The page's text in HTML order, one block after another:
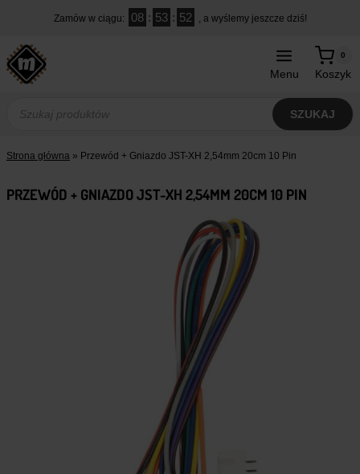
treści
Zamów w ciągu: 08 : 53 : 51 , a wyślemy jeszcze dziś!
Menu Koszyk
0
produktów
SZUKAJ
Strona główna » Przewód + Gniazdo JST-XH 2,54mm 20cm 10 Pin
PRZEWÓD + GNIAZDO JST-XH 2,54MM 20CM 10 PIN